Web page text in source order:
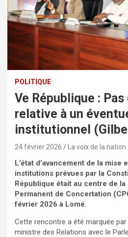
POLITIQUE
Ve République :
relative à un
institutionnel
24 février 2026 La voix de la nation
L’état d’avancement de la mise
institutions prévues par la
République était au centre de la
Permanent de Concertation
février 2026 à Lomé.
Cette rencontre a été marquée
ministre des Relations avec le